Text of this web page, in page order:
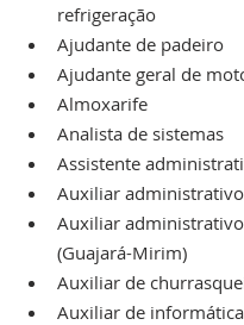
refrigeração
Ajudante de padeiro
Ajudante geral de
Almoxarife
Analista de sistemas
Assistente
Auxiliar administrativo
Auxiliar administrativo
(Guajará-Mirim)
Auxiliar de
Auxiliar de informática